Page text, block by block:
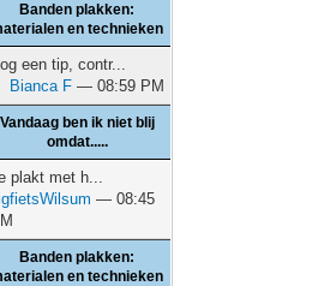
Banden plakken:
en technieken
een tip, contr...
Bianca F — 08:59 PM
Vandaag ben ik niet blij
omdat.....
plakt met h...
— 08:45
Banden plakken:
en technieken